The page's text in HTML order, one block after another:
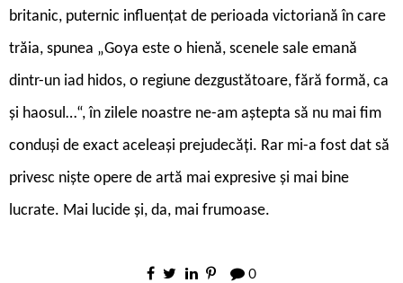
britanic, puternic influențat de perioada victoriană în care
trăia, spunea „Goya este o hienă, scenele sale emană
dintr-un iad hidos, o regiune dezgustătoare, fără formă, ca
și haosul…“, în zilele noastre ne-am aștepta să nu mai fim
conduși de exact aceleași prejudecăți. Rar mi-a fost dat să
privesc niște opere de artă mai expresive și mai bine
lucrate. Mai lucide și, da, mai frumoase.
0